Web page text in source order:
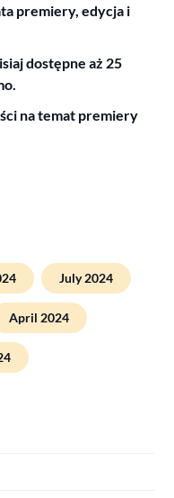
premiery, edycja i
dostępne aż 25
na temat premiery
July 2024
April 2024